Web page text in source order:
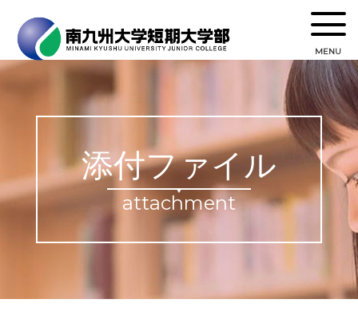
MENU
添付ファイル
attachment